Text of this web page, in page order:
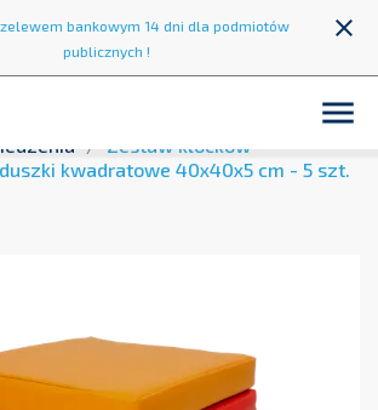
bankowym 14 dni dla podmiotów
publicznych !
close

Pufy i siedziska
Zestaw klocków
kwadratowe 40x40x5 cm - 5 szt.